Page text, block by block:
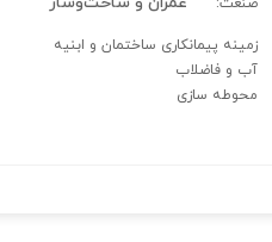
زمینه پیمانکاری ساختمان و ابنیه
آب و فاضلاب
محوطه سازی